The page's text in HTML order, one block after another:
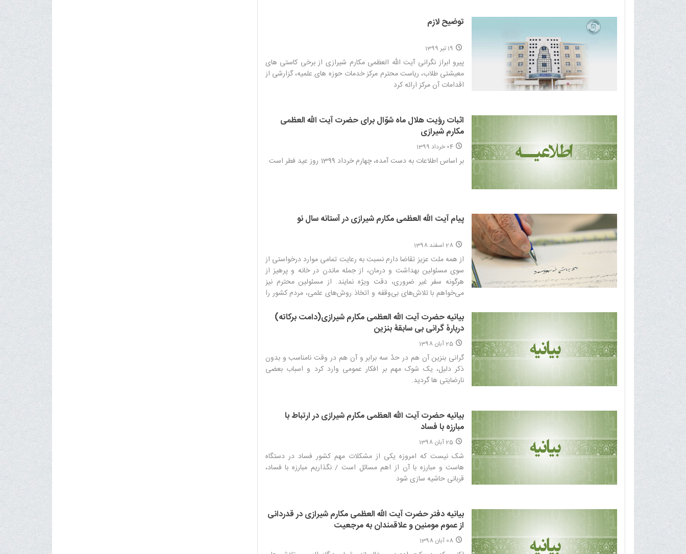
توضیح لازم
19 تیر 1399
پیرو ابراز نگرانی آیت الله العظمی مکارم شیرازی از برخی کاستی های
معیشتی طلاب، ریاست محترم مرکز خدمات حوزه های علمیه، گزارشی از
اقدامات آن مرکز ارائه کرد ‌
اثبات رؤیت هلال ماه شوّال برای حضرت آیت الله العظمی
مکارم شیرازی
04 خرداد 1399
بر اساس اطلاعات به دست آمده، چهارم خرداد 1399 روز عید فطر است‌
پیام آیت الله العظمی مکارم شیرازی در آستانه سال نو
28 اسفند 1398
از همه ملت عزیز تقاضا دارم نسبت به رعایت تمامی موارد درخواستی از
سوی مسئولین بهداشت و درمان، از جمله ماندن در خانه و پرهیز از
هرگونه سفر غیر ضروری، دقت ویژه نمایند. از مسئولین محترم نیز
می‌خواهم با تلاش‌های بی‌وقفه و اتخاذ روش‌های علمی، مردم کشور را
بیانیه حضرت آیت الله العظمی مکارم شیرازی(دامت برکاته)
دربارۀ گرانی بی سابقۀ بنزین
25 آبان 1398
گرانی بنزین آن هم در حدّ سه برابر و آن هم در وقت نامناسب و بدون
ذکر دلیل، یک شوک مهم بر افکار عمومی وارد کرد و اسباب بعضی
نارضایتی ها گردید.‌
بیانیه حضرت آیت الله العظمی مکارم شیرازی در ارتباط با
مبارزه با فساد
25 آبان 1398
شک نیست که امروزه یکی از مشکلات مهم کشور فساد در دستگاه
هاست و مبارزه با آن از اهم مسائل است / نگذاریم مبارزه با فساد،
قربانی حاشیه سازی شود‌
بیانیه دفتر حضرت آیت الله العظمی مکارم شیرازی در قدردانی
از عموم مومنین و علاقمندان به مرجعیت
08 آبان 1398